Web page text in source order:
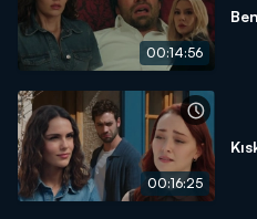
00:14:56
00:16:25